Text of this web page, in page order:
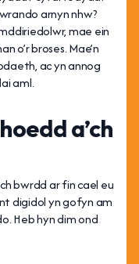
arnyn nhw?
mae ein
o’r broses. Mae’n
ac yn annog
aml.
a’ch
bwrdd ar fin cael eu
digidol yn gofyn am
Heb hyn dim ond